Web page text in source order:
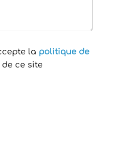
la politique de
de ce site